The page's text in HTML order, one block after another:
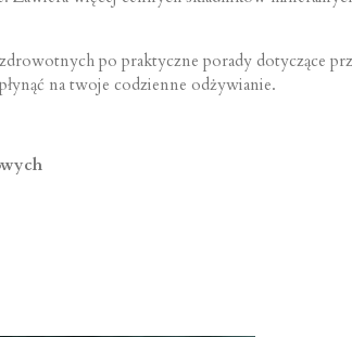
po praktyczne porady dotyczące
na twoje codzienne odżywianie.